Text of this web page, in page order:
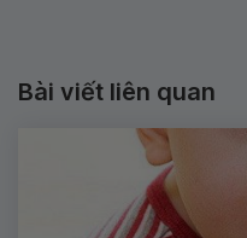
Bài viết liên quan